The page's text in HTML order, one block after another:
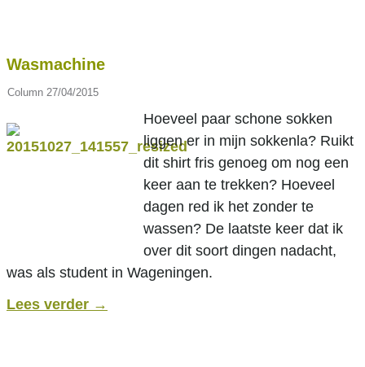
Wasmachine
Column 27/04/2015
Hoeveel paar schone sokken
liggen er in mijn sokkenla? Ruikt
dit shirt fris genoeg om nog een
keer aan te trekken? Hoeveel
dagen red ik het zonder te
wassen? De laatste keer dat ik
over dit soort dingen nadacht,
was als student in Wageningen.
Lees verder →